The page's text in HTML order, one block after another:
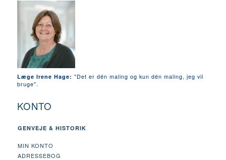
Læge Irene Hage: "Det er dén maling og kun dén maling, jeg vil
bruge".
KONTO
GENVEJE & HISTORIK
MIN KONTO
ADRESSEBOG